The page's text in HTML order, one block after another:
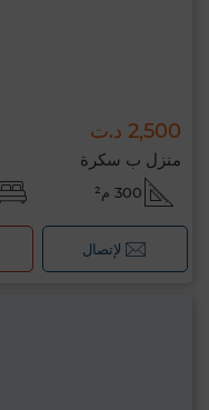
2,500 د.ت
منزل ب سكرة
300 م²
لإتصال